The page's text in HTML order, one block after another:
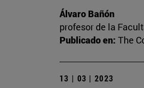
Álvaro Bañón
profesor de la
Publicado en: The
13 | 03 | 2023